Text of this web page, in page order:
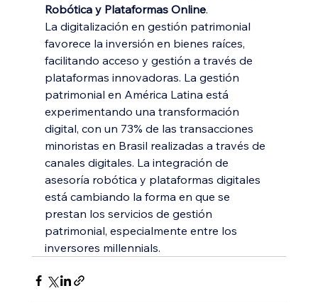
Robótica y Plataformas Online.
La digitalización en gestión patrimonial
favorece la inversión en bienes raíces,
facilitando acceso y gestión a través de
plataformas innovadoras. La gestión
patrimonial en América Latina está
experimentando una transformación
digital, con un 73% de las transacciones
minoristas en Brasil realizadas a través de
canales digitales. La integración de
asesoría robótica y plataformas digitales
está cambiando la forma en que se
prestan los servicios de gestión
patrimonial, especialmente entre los
inversores millennials.